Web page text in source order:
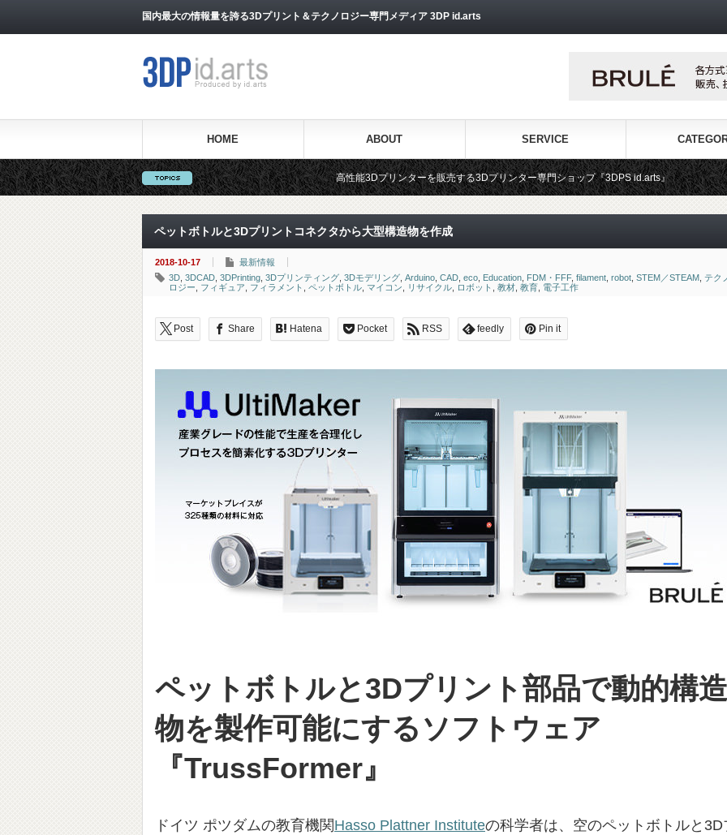
国内最大の情報量を誇る3Dプリント＆テクノロジー専門メディア 3DP id.arts
HOME ABOUT SERVICE
高性能3Dプリンターを販売する3Dプリンター専門ショップ『3DPS id.arts』 3Dプリンタ用材
ペットボトルと3Dプリントコネクタから大型構造物を作成
2018-10-17
最新情報
3D 3DCAD 3DPrinting 3Dプリンティング 3Dモデリング Arduino CAD eco Education FDM・FFF, filament robot STEM／STEAM テク
ロジー
フィギュア フィラメント ペットボトル マイコン リサイクル ロボット 教材 教育 電子工作
Post Share Hatena Pocket RSS feedly Pin it
ペットボトルと3Dプリント部品で動的構造
物を製作可能にするソフトウェア
『TrussFormer』
ドイツ ポツダムの教育機関Hasso Plattner Instituteの科学者は、空のペットボトルと3D